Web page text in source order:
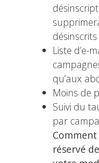
Liste d’e-
qu’aux
Moins de
Suivi du
par
réservé